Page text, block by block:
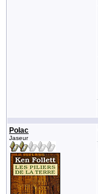
Polac
Jaseur